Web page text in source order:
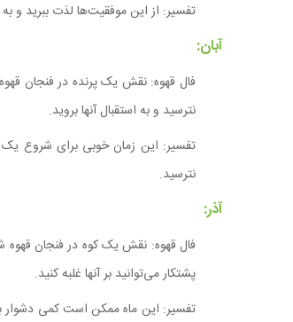
تفسیر: از این موفقیت‌ها لذت ببرید و
آبان:
فال قهوه: نقش یک پرنده در فنجان
نترسید و به استقبال آنها بروید.
تفسیر: این زمان خوبی برای شروع
نترسید.
آذر:
فال قهوه: نقش یک کوه در فنجان قهوه
پشتکار می‌توانید بر آنها غلبه کنید.
تفسیر: این ماه ممکن است کمی دشوار